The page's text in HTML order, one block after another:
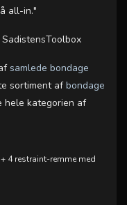
all-in."
samlede bondage
sortiment afbondage
hele kategorien af
4 restraint-remme med